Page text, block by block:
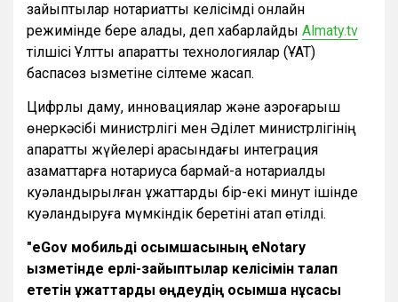
зайыптылар нотариаттық келісімді онлайн
режимінде бере алады, деп хабарлайды Almaty.tv
тілшісі Ұлттық ақпараттық технологиялар (ҰАТ)
баспасөз қызметіне сілтеме жасап.
Цифрлық даму, инновациялар және аэроғарыш
өнеркәсібі министрлігі мен Әділет министрлігінің
ақпараттық жүйелері арасындағы интеграция
азаматтарға нотариусқа бармай-ақ нотариалды
куәландырылған құжаттарды бір-екі минут ішінде
куәландыруға мүмкіндік беретіні атап өтілді.
"eGov мобильді қосымшасының eNotary
қызметінде ерлі-зайыптылар келісімін талап
ететін құжаттарды өңдеудің қосымша нұсқасы